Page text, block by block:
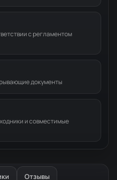
с регламентом
документы
и совместимые
Отзывы